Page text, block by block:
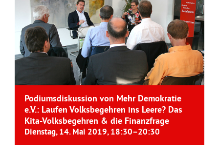
Podiumsdiskussion von Mehr Demokratie
e.V.: Laufen Volksbegehren ins Leere? Das
Kita-Volksbegehren & die Finanzfrage
Dienstag, 14. Mai 2019, 18:30–20:30